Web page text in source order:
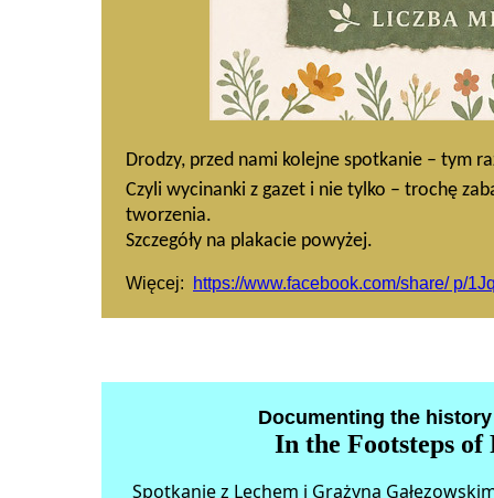
Drodzy, przed nami kolejne spotkanie – tym
Czyli wycinanki z gazet i nie tylko – trochę
tworzenia.
Szczegóły na plakacie powyżej.
Więcej: https://www.facebook.com/share/ p/
Documenting the
In the Footsteps of
Spotkanie z Lechem i Grażyną